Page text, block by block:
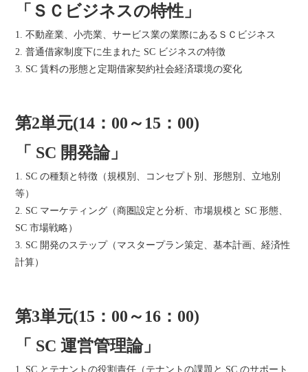
「ＳＣビジネスの特性」
1. 不動産業、小売業、サービス業の業際にあるＳＣビジネス
2. 普通借家制度下に生まれた SC ビジネスの特徴
3. SC 賃料の形態と定期借家契約社会経済環境の変化
第2単元(14：00～15：00)
「 SC 開発論」
1. SC の種類と特徴（規模別、コンセプト別、形態別、立地別
等）
2. SC マーケティング（商圏設定と分析、市場規模と SC 形態、
SC 市場戦略）
3. SC 開発のステップ（マスタープラン策定、基本計画、経済性
計算）
第3単元(15：00～16：00)
「 SC 運営管理論」
1. SC とテナントの役割責任（テナントの課題と SC のサポート